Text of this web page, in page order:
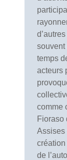
souvent
temps
acteurs
comme
Fioraso
Assises
création
de